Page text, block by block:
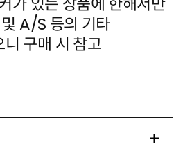
가 있는 상품에 한해서만
A/S 등의 기타
구매 시 참고